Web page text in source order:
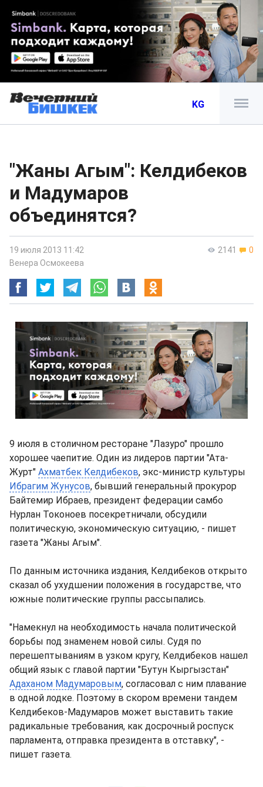
KG
"Жаны Агым": Келдибеков
и Мадумаров
объединятся?
2141 0
19 июля 2013 11:42
Венера Осмокеева
9 июля в столичном ресторане "Лазуро" прошло
хорошее чаепитие. Один из лидеров партии "Ата-
Журт" Ахматбек Келдибеков, экс-министр культуры
Ибрагим Жунусов, бывший генеральный прокурор
Байтемир Ибраев, президент федерации самбо
Нурлан Токоноев посекретничали, обсудили
политическую, экономическую ситуацию, - пишет
газета "Жаны Агым".
По данным источника издания, Келдибеков открыто
сказал об ухудшении положения в государстве, что
южные политические группы рассыпались.
"Намекнул на необходимость начала политической
борьбы под знаменем новой силы. Судя по
перешептываниям в узком кругу, Келдибеков нашел
общий язык с главой партии "Бутун Кыргызстан"
Адаханом Мадумаровым, согласовал с ним плавание
в одной лодке. Поэтому в скором времени тандем
Келдибеков-Мадумаров может выставить такие
радикальные требования, как досрочный роспуск
парламента, отправка президента в отставку", -
пишет газета.